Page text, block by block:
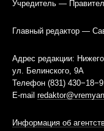
Учредитель —
Главный редактор —
Адрес редакции:
ул. Белинского, 9А
Телефон (831)
E-mail
Информация об